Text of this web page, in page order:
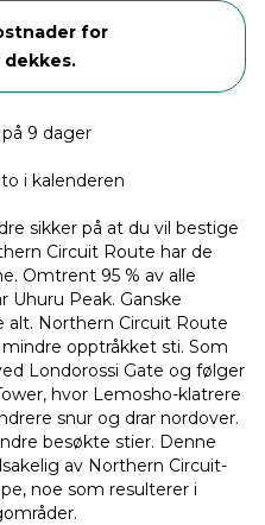
for
9 dager
i kalenderen
sikker på at du vil bestige
Circuit Route har de
Omtrent 95 % av alle
Uhuru Peak. Ganske
Northern Circuit Route
opptråkket sti. Som
Londorossi Gate og følger
hvor Lemosho-klatrere
snur og drar nordover.
besøkte stier. Denne
av Northern Circuit-
noe som resulterer i